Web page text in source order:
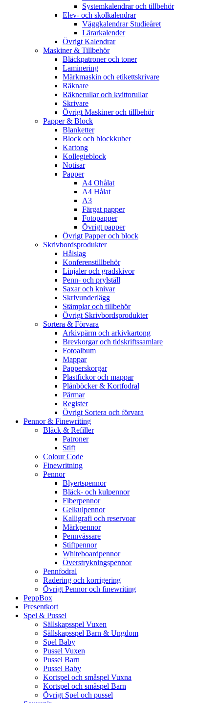
Systemkalendrar och tillbehör
Elev- och skolkalendrar
Väggkalendrar Studieåret
Lärarkalender
Övrigt Kalendrar
Maskiner & Tillbehör
Bläckpatroner och toner
Laminering
Märkmaskin och etikettskrivare
Räknare
Räknerullar och kvittorullar
Skrivare
Övrigt Maskiner och tillbehör
Papper & Block
Blanketter
Block och blockkuber
Kartong
Kollegieblock
Notisar
Papper
A4 Ohålat
A4 Hålat
A3
Färgat papper
Fotopapper
Övrigt papper
Övrigt Papper och block
Skrivbordsprodukter
Hålslag
Konferenstillbehör
Linjaler och gradskivor
Penn- och prylställ
Saxar och knivar
Skrivunderlägg
Stämplar och tillbehör
Övrigt Skrivbordsprodukter
Sortera & Förvara
Arkivpärm och arkivkartong
Brevkorgar och tidskriftssamlare
Fotoalbum
Mappar
Papperskorgar
Plastfickor och mappar
Plånböcker & Kortfodral
Pärmar
Register
Övrigt Sortera och förvara
Pennor & Finewriting
Bläck & Refiller
Patroner
Stift
Colour Code
Finewritning
Pennor
Blyertspennor
Bläck- och kulpennor
Fiberpennor
Gelkulpennor
Kalligrafi och reservoar
Märkpennor
Pennvässare
Stiftpennor
Whiteboardpennor
Överstrykningspennor
Pennfodral
Radering och korrigering
Övrigt Pennor och finewriting
PeppBox
Presentkort
Spel & Pussel
Sällskapsspel Vuxen
Sällskapsspel Barn & Ungdom
Spel Baby
Pussel Vuxen
Pussel Barn
Pussel Baby
Kortspel och småspel Vuxna
Kortspel och småspel Barn
Övrigt Spel och pussel